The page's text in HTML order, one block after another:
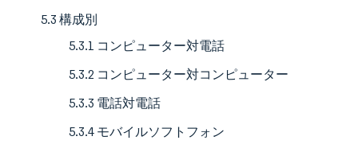
5.3 構成別
5.3.1 コンピューター対電話
5.3.2 コンピューター対コンピューター
5.3.3 電話対電話
5.3.4 モバイルソフトフォン